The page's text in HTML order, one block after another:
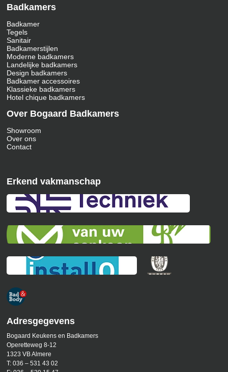
Badkamers
Badkamer
Tegels
Sanitair
Badkamerstijlen
Moderne badkamers
Landelijke badkamers
Design badkamers
Badkamer accessoires
Klassieke badkamers
Hotel chique badkamers
Over Bogaard Badkamers
Showroom
Over ons
Contact
Erkend vakmanschap
Adresgegevens
Bogaard Keukens en Badkamers
Operetteweg 8-12
1323 VB Almere
T:036 – 531 43 02